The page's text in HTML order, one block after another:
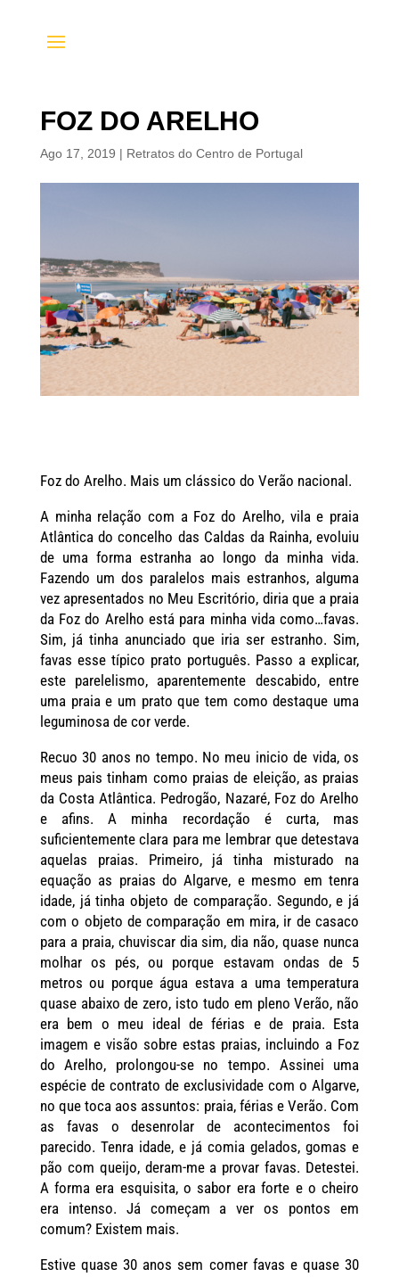
FOZ DO ARELHO
Ago 17, 2019 | Retratos do Centro de Portugal
Foz do Arelho. Mais um clássico do Verão nacional.
A minha relação com a Foz do Arelho, vila e praia
Atlântica do concelho das Caldas da Rainha, evoluiu
de uma forma estranha ao longo da minha vida.
Fazendo um dos paralelos mais estranhos, alguma
vez apresentados no Meu Escritório, diria que a praia
da Foz do Arelho está para minha vida como…favas.
Sim, já tinha anunciado que iria ser estranho. Sim,
favas esse típico prato português. Passo a explicar,
este parelelismo, aparentemente descabido, entre
uma praia e um prato que tem como destaque uma
leguminosa de cor verde.
Recuo 30 anos no tempo. No meu inicio de vida, os
meus pais tinham como praias de eleição, as praias
da Costa Atlântica. Pedrogão, Nazaré, Foz do Arelho
e afins. A minha recordação é curta, mas
suficientemente clara para me lembrar que detestava
aquelas praias. Primeiro, já tinha misturado na
equação as praias do Algarve, e mesmo em tenra
idade, já tinha objeto de comparação. Segundo, e já
com o objeto de comparação em mira, ir de casaco
para a praia, chuviscar dia sim, dia não, quase nunca
molhar os pés, ou porque estavam ondas de 5
metros ou porque água estava a uma temperatura
quase abaixo de zero, isto tudo em pleno Verão, não
era bem o meu ideal de férias e de praia. Esta
imagem e visão sobre estas praias, incluindo a Foz
do Arelho, prolongou-se no tempo. Assinei uma
espécie de contrato de exclusividade com o Algarve,
no que toca aos assuntos: praia, férias e Verão. Com
as favas o desenrolar de acontecimentos foi
parecido. Tenra idade, e já comia gelados, gomas e
pão com queijo, deram-me a provar favas. Detestei.
A forma era esquisita, o sabor era forte e o cheiro
era intenso. Já começam a ver os pontos em
comum? Existem mais.
Estive quase 30 anos sem comer favas e quase 30